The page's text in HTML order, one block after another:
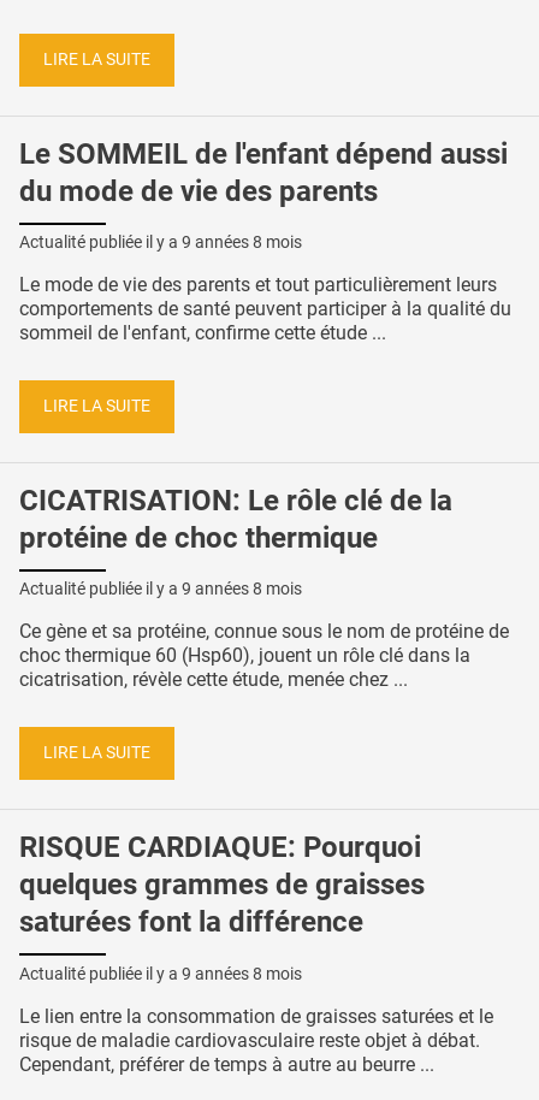
LIRE LA SUITE
Le SOMMEIL de l'enfant dépend aussi
du mode de vie des parents
Actualité publiée il y a 9 années 8 mois
Le mode de vie des parents et tout particulièrement leurs
comportements de santé peuvent participer à la qualité du
sommeil de l'enfant, confirme cette étude ...
LIRE LA SUITE
CICATRISATION: Le rôle clé de la
protéine de choc thermique
Actualité publiée il y a 9 années 8 mois
Ce gène et sa protéine, connue sous le nom de protéine de
choc thermique 60 (Hsp60), jouent un rôle clé dans la
cicatrisation, révèle cette étude, menée chez ...
LIRE LA SUITE
RISQUE CARDIAQUE: Pourquoi
quelques grammes de graisses
saturées font la différence
Actualité publiée il y a 9 années 8 mois
Le lien entre la consommation de graisses saturées et le
risque de maladie cardiovasculaire reste objet à débat.
Cependant, préférer de temps à autre au beurre ...